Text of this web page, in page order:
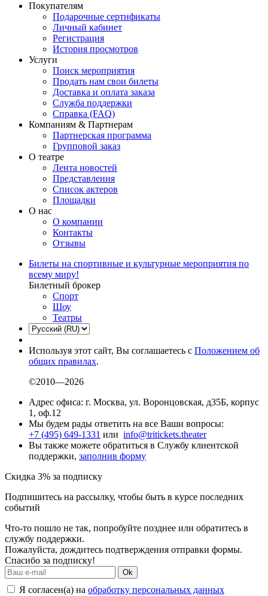
Покупателям
Подарочные сертификаты
Личный кабинет
Регистрация
История просмотров
Услуги
Поиск мероприятия
Продать нам свои билеты
Доставка и оплата заказа
Служба поддержки
Справка (FAQ)
Компаниям & Партнерам
Партнерская программа
Групповой заказ
О театре
Лента новостей
Представления
Список актеров
Площадки
О нас
О компании
Контакты
Отзывы
Билеты на спортивные и культурные мероприятия по
всему миру!
Билетный брокер
Спорт
Шоу
Театры
Используя этот сайт, Вы соглашаетесь с Положением об
общих правилах.
©2010—2026
Адрес офиса: г. Москва, ул. Воронцовская, д35Б, корпус
1, оф.12
Мы будем рады ответить на все Ваши вопросы:
+7 (495) 649-1331 или info@tritickets.theater
Вы также можете обратиться в Службу клиентской
поддержки, заполнив форму
Скидка 3% за подписку
Подпишитесь на рассылку, чтобы быть в курсе последних
событий
Что-то пошло не так, попробуйте позднее или обратитесь в
службу поддержки.
Пожалуйста, дождитесь подтверждения отправки формы.
Спасибо за подписку!
Ok
Я согласен(а) на обработку персональных данных